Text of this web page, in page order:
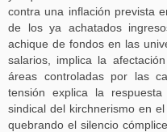
contra una inflación prevista
de los ya achatados
achique de fondos en las
salarios, implica la
áreas controladas por las
tensión explica la
sindical del kirchnerismo en
quebrando el silencio